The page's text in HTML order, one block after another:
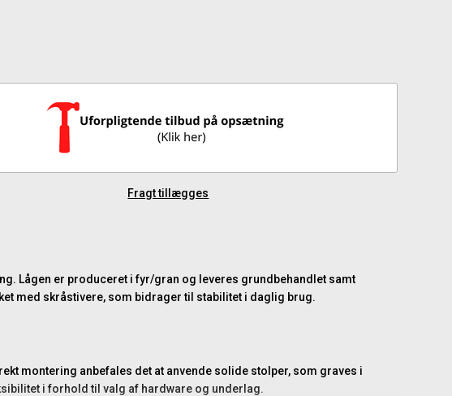
Fragt tillægges
Lågen er produceret i fyr/gran og leveres grundbehandlet samt
med skråstivere, som bidrager til stabilitet i daglig brug.
montering anbefales det at anvende solide stolper, som graves i
i forhold til valg af hardware og underlag.